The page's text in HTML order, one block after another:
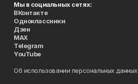
Мы в социальных сетях:
ВКонтакте
Одноклассники
Дзен
MAX
Telegram
YouTube
Об использовании персональных данных